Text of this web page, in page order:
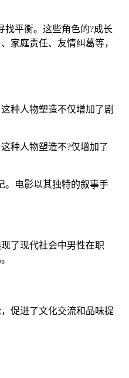
找平衡。这些角色的?成长
家庭责任、友情纠葛等，
种人物塑造不仅增加了剧
种人物塑造不?仅增加了
。电影以其独特的叙事手
了现代社会中男性在职
促进了文化交流和品味提